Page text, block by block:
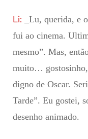
Li:
_Lu, querida, e
fui ao cinema.
mesmo”. Mas,
muito…
digno de Oscar.
Tarde”. Eu gostei,
desenho animado.